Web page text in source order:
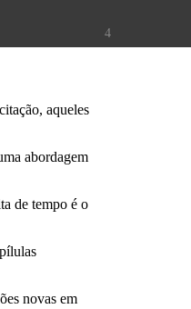
4
aqueles
abordagem
de tempo é o
novas em